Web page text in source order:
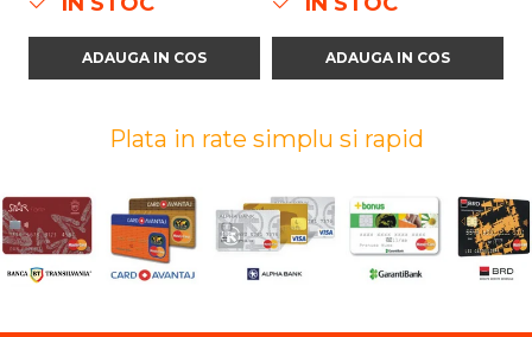
ADAUGA IN COS ADAUGA IN COS
Plata in rate simplu si rapid